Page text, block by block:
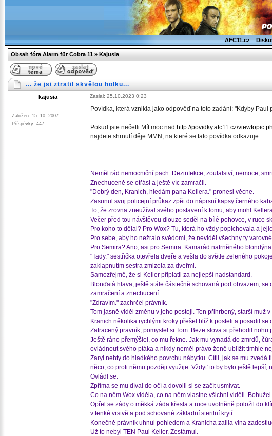
AFC11.cz
Obsah fóra Alarm für Cobra 11 » Kajusia
... že jsi ztratil skvělou holku...
kajusia
Založen: 15. 10. 2007
Příspěvky: 447
Zaslal: 25.10.2023 0:23
Povídka, která vznikla jako odpověď na toto zadání: "Kdyby
Pokud jste nečetli Mít moc nad http://povidky.afc11.cz/
najdete shrnutí děje MMN, na které se tato povídka odkazuje.
Neměl rád nemocniční pach. Dezinfekce, zoufalství, nemoce,
Znechuceně se otřásl a ještě víc zamračil.
"Dobrý den, Kranich, hledám pana Kellera." pronesl věcne.
Zasunul svuj policejní průkaz zpět do náprsní kapsy černého
To, že zrovna zneužíval svého postavení k tomu, aby mohl
Večer před tou návštěvou dlouze seděl na bílé pohovce, v ruce
Pro koho to dělal? Pro Wox? Tu, která ho vždy popichovala a
Pro sebe, aby ho nežralo svědomí, že neviděl všechny ty
Pro Semira? Ano, asi pro Semira. Kamarád nafrněného
"Tady." sestřička otevřela dveře a vešla do světle zeleného
zaklapnutím sestra zmizela za dveřmi.
Samozřejmě, že si Keller připlatil za nejlepší nadstandard.
Blonďatá hlava, ještě stále částečně schovaná pod obvazem,
zamračení a znechucení.
"Zdravím." zachrčel právník.
Tom jasně viděl změnu v jeho postoji. Ten přihrbený, starší
Kranich několika rychlými kroky přešel blíž k posteli a posadil
Zatracený pravník, pomyslel si Tom. Beze slova si přehodil
Ještě ráno přemýšlel, co mu řekne. Jak mu vynadá do zmrdů,
ovládnout svého ptáka a nikdy neměl právo ženě ublížit tímhle
Zaryl nehty do hladkého povrchu nábytku. Cítil, jak se mu
něco, co proti němu později využije. Vždyť to by bylo ještě
Ovládl se.
Zpříma se mu díval do očí a dovolil si se začít usmívat.
Co na něm Wox viděla, co na něm vlastne všichni viděli.
Opřel se zády o měkká záda křesla a ruce uvolněně položil do
v tenké vrstvě a pod schované základní sterilní krytí.
Konečně právník uhnul pohledem a Kranicha zalila vlna
Už to nebyl TEN Paul Keller. Zestárnul.